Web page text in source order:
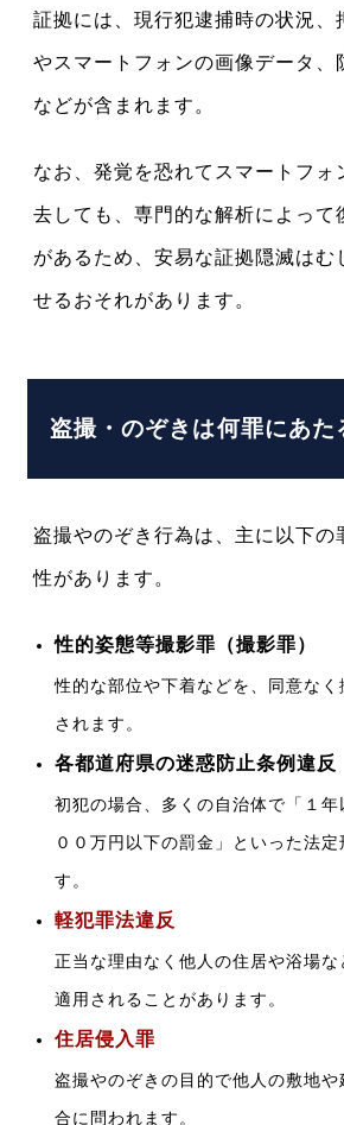
証拠には、現行犯逮捕時の状況、
やスマートフォンの画像データ、
などが含まれます。
なお、発覚を恐れてスマートフォ
去しても、専門的な解析によって
があるため、安易な証拠隠滅はむ
せるおそれがあります。
盗撮・のぞきは何罪にあた
盗撮やのぞき行為は、主に以下の
性があります。
性的姿態等撮影罪（撮影罪）
性的な部位や下着などを、同意なく
されます。
各都道府県の迷惑防止条例違反
初犯の場合、多くの自治体で「１年
００万円以下の罰金」といった法定
す。
軽犯罪法違反
正当な理由なく他人の住居や浴場な
適用されることがあります。
住居侵入罪
盗撮やのぞきの目的で他人の敷地
合に問われます。